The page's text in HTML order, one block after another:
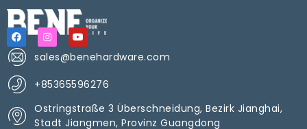
sales@benehardware.com
+85365596276
Ostringstraße 3 Überschneidung, Bezirk Jianghai,
Stadt Jiangmen, Provinz Guangdong